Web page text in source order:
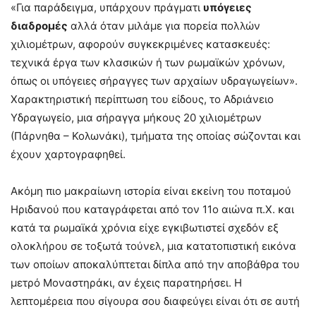
«Για παράδειγμα, υπάρχουν πράγματι υπόγειες
διαδρομές αλλά όταν μιλάμε για πορεία πολλών
χιλιομέτρων, αφορούν συγκεκριμένες κατασκευές:
τεχνικά έργα των κλασικών ή των ρωμαϊκών χρόνων,
όπως οι υπόγειες σήραγγες των αρχαίων υδραγωγείων».
Χαρακτηριστική περίπτωση του είδους, το Αδριάνειο
Υδραγωγείο, μια σήραγγα μήκους 20 χιλιομέτρων
(Πάρνηθα – Κολωνάκι), τμήματα της οποίας σώζονται και
έχουν χαρτογραφηθεί.
Ακόμη πιο μακραίωνη ιστορία είναι εκείνη του ποταμού
Ηριδανού που καταγράφεται από τον 11ο αιώνα π.Χ. και
κατά τα ρωμαϊκά χρόνια είχε εγκιβωτιστεί σχεδόν εξ
ολοκλήρου σε τοξωτά τούνελ, μια κατατοπιστική εικόνα
των οποίων αποκαλύπτεται δίπλα από την αποβάθρα του
μετρό Μοναστηράκι, αν έχεις παρατηρήσει. Η
λεπτομέρεια που σίγουρα σου διαφεύγει είναι ότι σε αυτή